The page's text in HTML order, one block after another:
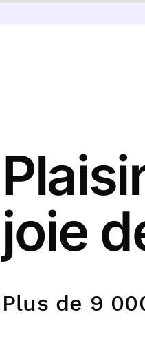
joie
Plus de 9